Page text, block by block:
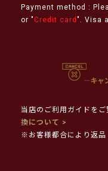
Payment method :
or " Credit card ". Visa
当店のご利用ガイドを
換について >
※お客様都合により返品